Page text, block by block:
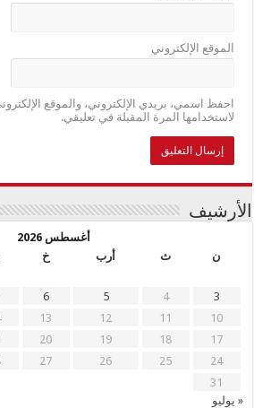
الموقع الإلكتروني
احفظ اسمي، بريدي الإلكتروني، والموقع
لاستخدامها المرة المقبلة في تعليقي.
الأرشيف
أغسطس 2026
ن
ث أرب خ
3
4
5
6
10
11
12
13
17
18
19
20
24
25
26
27
31
« يوليو